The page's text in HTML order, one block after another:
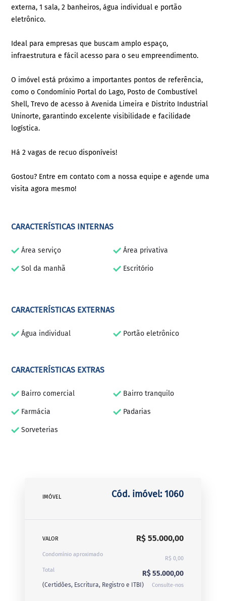
externa, 1 sala, 2 banheiros, água individual e portão
eletrônico.
Ideal para empresas que buscam amplo espaço,
infraestrutura e fácil acesso para o seu empreendimento.
O imóvel está próximo a importantes pontos de referência,
como o Condomínio Portal do Lago, Posto de Combustível
Shell, Trevo de acesso à Avenida Limeira e Distrito Industrial
Uninorte, garantindo excelente visibilidade e facilidade
logística.
Há 2 vagas de recuo disponíveis!
Gostou? Entre em contato com a nossa equipe e agende uma
visita agora mesmo!
CARACTERÍSTICAS INTERNAS
Área serviço Área privativa
Sol da manhã Escritório
CARACTERÍSTICAS EXTERNAS
Água individual Portão eletrônico
CARACTERÍSTICAS EXTRAS
Bairro comercial Bairro tranquilo
Farmácia Padarias
Sorveterias
IMÓVEL Cód. imóvel: 1060
VALOR R$ 55.000,00
Condomínio aproximado
R$ 0,00
Total
R$ 55.000,00
(Certidões, Escritura, Registro e ITBI) Consulte-nos